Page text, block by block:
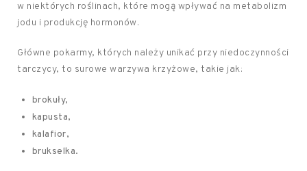
w niektórych roślinach, które mogą wpływać na metabolizm
jodu i produkcję hormonów.
Główne pokarmy, których należy unikać przy niedoczynności
tarczycy, to surowe warzywa krzyżowe, takie jak:
brokuły,
kapusta,
kalafior,
brukselka.